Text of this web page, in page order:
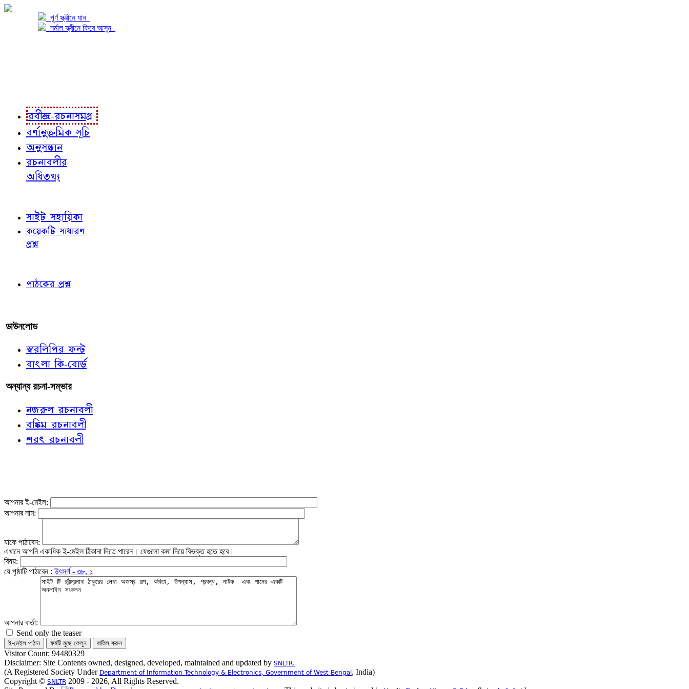
পূর্ণ স্ক্রীনে যান
নর্মাল স্ক্রীনে ফিরে আসুন
রবীন্দ্র-রচনাসমগ্র
বর্ণানুক্রমিক সূচি
অনুসন্ধান
রচনাবলীর
অধিতথ্য
সাইট সহায়িকা
কয়েকটি সাধারণ
প্রশ্ন
পাঠকের প্রশ্ন
ডাউনলোড
স্বরলিপির ফন্ট
বাংলা কি-বোর্ড
অন্যান্য রচনা-সম্ভার
নজরুল রচনাবলী
বঙ্কিম রচনাবলী
শরৎ রচনাবলী
আপনার ই-মেইল:
আপনার নাম:
যাকে পাঠাবেন:
এখানে আপনি একাধিক ই-মেইল ঠিকানা দিতে পারেন। যেগুলো কমা দিয়ে বিভক্ত হতে হবে।
বিষয়:
যে পৃষ্ঠাটি পাঠাবেন : উৎসর্গ - ৩৮, ১
আপনার বার্তা:
Send only the teaser
Visitor Count: 94480329
Disclaimer: Site Contents owned, designed, developed, maintained and updated by SNLTR.
(A Registered Society Under Department of Information Technology & Electronics, Government of West Bengal , India)
Copyright © SNLTR 2009 - 2026, All Rights Reserved.